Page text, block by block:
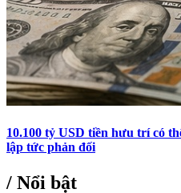
10.100 tỷ USD tiền hưu trí có
lập tức phản đối
/ Nổi bật